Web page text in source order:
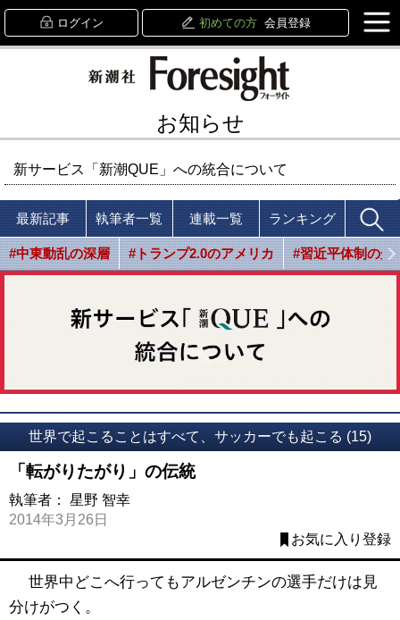
ログイン 初めての方 会員登録
お知らせ
新サービス「新潮QUE」への統合について
最新記事 執筆者一覧 連載一覧 ランキング
#中東動乱の深層 #トランプ2.0のアメリカ #習近平体制の光
世界で起こることはすべて、サッカーでも起こる (15)
「転がりたがり」の伝統
執筆者： 星野 智幸
2014年3月26日
お気に入り登録
世界中どこへ行ってもアルゼンチンの選手だけは見
分けがつく。